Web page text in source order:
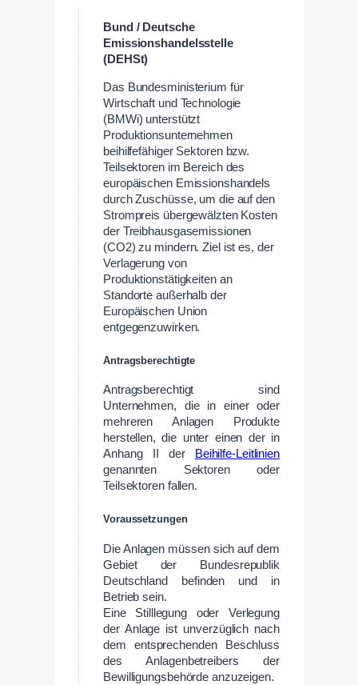
Bund / Deutsche
Emissionshandelsstelle
(DEHSt)
Das Bundesministerium für
Wirtschaft und Technologie
(BMWi) unterstützt
Produktionsunternehmen
beihilfefähiger Sektoren bzw.
Teilsektoren im Bereich des
europäischen Emissionshandels
durch Zuschüsse, um die auf den
Strompreis übergewälzten Kosten
der Treibhausgasemissionen
(CO2) zu mindern. Ziel ist es, der
Verlagerung von
Produktionstätigkeiten an
Standorte außerhalb der
Europäischen Union
entgegenzuwirken.
Antragsberechtigte
Antragsberechtigt sind
Unternehmen, die in einer oder
mehreren Anlagen Produkte
herstellen, die unter einen der in
Anhang II der
Beihilfe-Leitlinien
genannten Sektoren oder
Teilsektoren fallen.
Voraussetzungen
Die Anlagen müssen sich auf dem
Gebiet der Bundesrepublik
Deutschland befinden und in
Betrieb sein.
Eine Stilllegung oder Verlegung
der Anlage ist unverzüglich nach
dem entsprechenden Beschluss
des Anlagenbetreibers der
Bewilligungsbehörde anzuzeigen.